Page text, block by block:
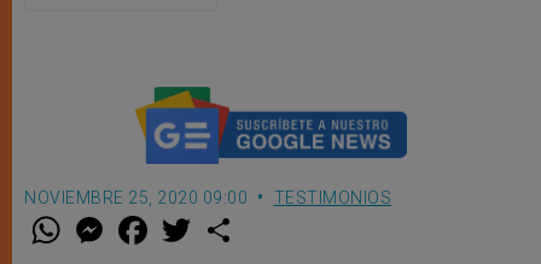
NOVIEMBRE 25, 2020 09:00 TESTIMONIOS
W M
e
F
a w